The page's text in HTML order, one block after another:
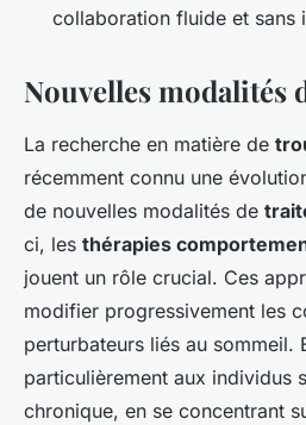
collaboration fluide et sans
Nouvelles modalités
La recherche en matière de
récemment connu une
de nouvelles modalités de
ci, les thérapies
jouent un rôle crucial. Ces
modifier progressivement les
perturbateurs liés au sommeil.
particulièrement aux individus
chronique, en se concentrant